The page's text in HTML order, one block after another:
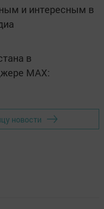
и интересным в
в
MАХ:
новости